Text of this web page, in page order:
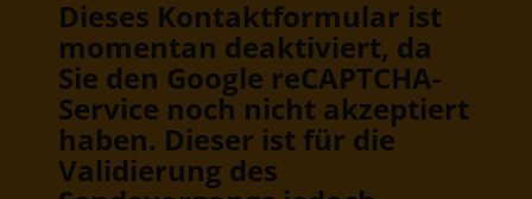
Dieses Kontaktformular ist
momentan deaktiviert, da
Sie den Google reCAPTCHA-
Service noch nicht akzeptiert
haben. Dieser ist für die
Validierung des